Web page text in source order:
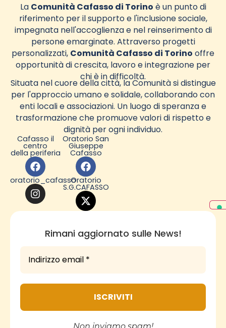
La Comunità Cafasso di Torino è un punto di
riferimento per il supporto e l'inclusione sociale,
impegnata nell'accoglienza e nel reinserimento di
persone emarginate. Attraverso progetti
personalizzati, Comunità Cafasso di Torino offre
opportunità di crescita, lavoro e integrazione per
chi è in difficoltà.
Situata nel cuore della città, la Comunità si distingue
per l'approccio umano e solidale, collaborando con
enti locali e associazioni. Un luogo di speranza e
trasformazione che promuove valori di rispetto e
dignità per ogni individuo.
Cafasso il
centro
della periferia
Oratorio San
Giuseppe
Cafasso
oratorio_cafassoOratorio
S.G.CAFASSO
Rimani aggiornato sulle News!